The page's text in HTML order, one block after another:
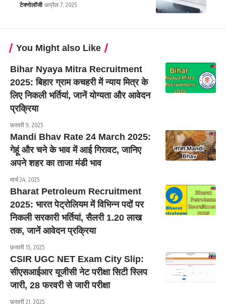
टेक्नोलॉजी अप्रैल 7, 2025
You Might also Like
Bihar Nyaya Mitra Recruitment
2025: बिहार ग्राम कचहरी में न्याय मित्र के
लिए निकली भर्तियां, जानें योग्यता और आवेदन
प्रक्रिया
फ़रवरी 9, 2025
Mandi Bhav Rate 24 March 2025:
गेहूं और चने के भाव में आई गिरावट, जानिए
अपने शहर का ताजा मंडी भाव
मार्च 24, 2025
Bharat Petroleum Recruitment
2025: भारत पेट्रोलियम में विभिन्न पदों पर
निकली सरकारी भर्तियां, सैलरी 1.20 लाख
तक, जानें आवेदन प्रक्रिया
फ़रवरी 15, 2025
CSIR UGC NET Exam City Slip:
सीएसआईआर यूजीसी नेट परीक्षा सिटी स्लिप
जारी, 28 फरवरी से जारी परीक्षा
फ़रवरी 21, 2025